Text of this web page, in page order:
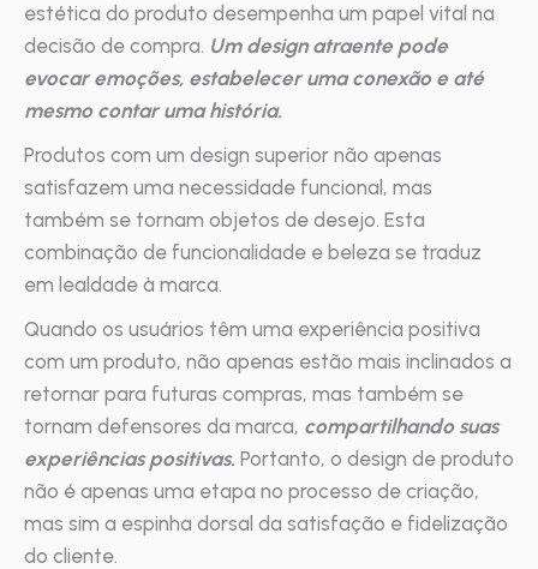
estética do produto desempenha um papel vital na
decisão de compra. Um design atraente pode
evocar emoções, estabelecer uma conexão e até
mesmo contar uma história.
Produtos com um design superior não apenas
satisfazem uma necessidade funcional, mas
também se tornam objetos de desejo. Esta
combinação de funcionalidade e beleza se traduz
em lealdade à marca.
Quando os usuários têm uma experiência positiva
com um produto, não apenas estão mais inclinados a
retornar para futuras compras, mas também se
tornam defensores da marca, compartilhando suas
experiências positivas. Portanto, o design de produto
não é apenas uma etapa no processo de criação,
mas sim a espinha dorsal da satisfação e fidelização
do cliente.